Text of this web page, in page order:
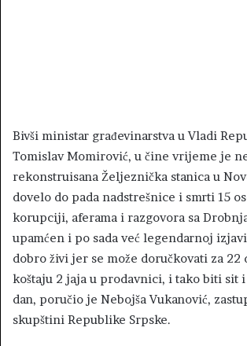
Bivši ministar građevinarstva u Vladi
Tomislav Momirović, u čine vrijeme je
rekonstruisana Željeznička stanica u
dovelo do pada nadstrešnice i smrti 15
korupciji, aferama i razgovora sa
upamćen i po sada već legendarnoj
dobro živi jer se može doručkovati za
koštaju 2 jaja u prodavnici, i tako biti
dan, poručio je Nebojša Vukanović,
skupštini Republike Srpske.